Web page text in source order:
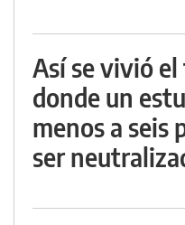
Así se vivió
donde un
menos a seis
ser